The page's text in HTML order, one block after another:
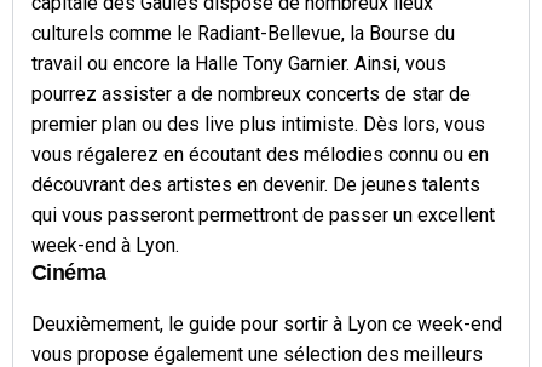
culturels comme le Radiant-Bellevue, la Bourse du
travail ou encore la Halle Tony Garnier. Ainsi, vous
pourrez assister a de nombreux concerts de star de
premier plan ou des live plus intimiste. Dès lors, vous
vous régalerez en écoutant des mélodies connu ou en
découvrant des artistes en devenir. De jeunes talents
qui vous passeront permettront de passer un excellent
week-end à Lyon.
Cinéma
Deuxièmement, le guide pour sortir à Lyon ce week-end
vous propose également une sélection des meilleurs